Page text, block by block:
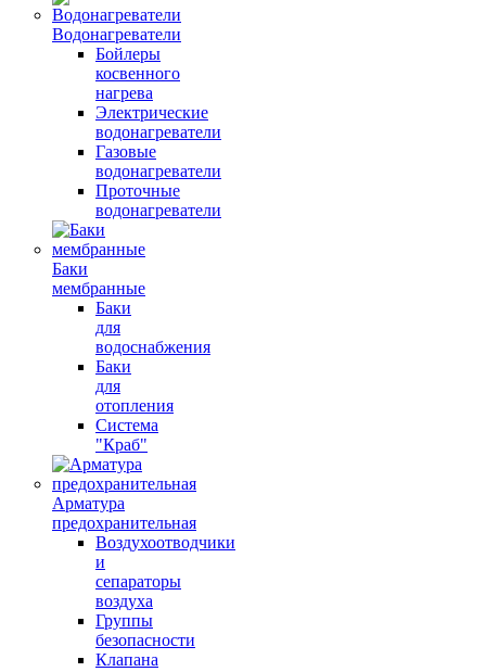
Водонагреватели
Бойлеры
косвенного
нагрева
Электрические
водонагреватели
Газовые
водонагреватели
Проточные
водонагреватели
Баки
мембранные
Баки
для
водоснабжения
Баки
для
отопления
Система
"Краб"
Арматура
предохранительная
Воздухоотводчики
и
сепараторы
воздуха
Группы
безопасности
Клапана